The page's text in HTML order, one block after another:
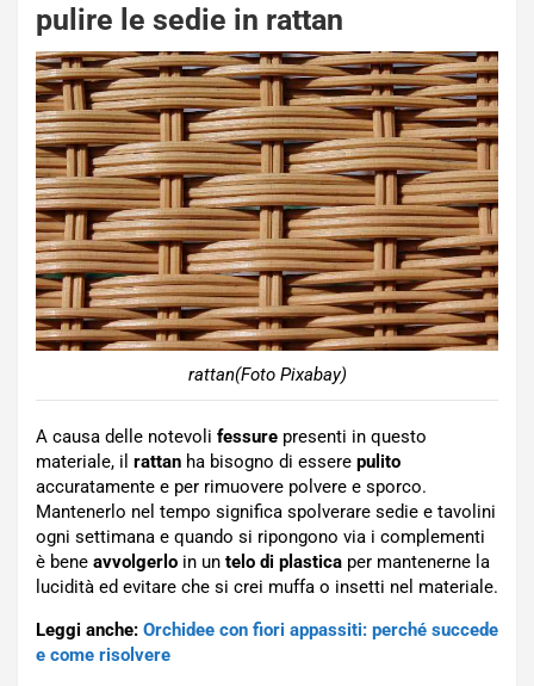
pulire le sedie in rattan
rattan(Foto Pixabay)
A causa delle notevoli fessure presenti in questo
materiale, il rattan ha bisogno di essere pulito
accuratamente e per rimuovere polvere e sporco.
Mantenerlo nel tempo significa spolverare sedie e tavolini
ogni settimana e quando si ripongono via i complementi
è bene avvolgerlo in un telo di plastica per mantenerne la
lucidità ed evitare che si crei muffa o insetti nel materiale.
Leggi anche: Orchidee con fiori appassiti: perché succede
e come risolvere